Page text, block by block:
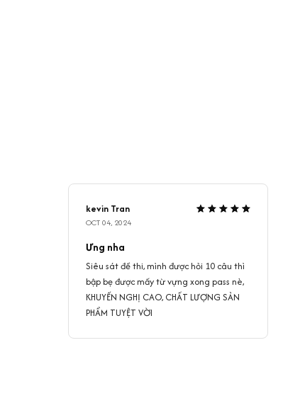
kevin Tran
OCT 04, 2024
Ưng nha
Siêu sát đề thi, mình được hỏi 10 câu thì
bập bẹ được mấy từ vựng xong pass nè,
KHUYẾN NGHỊ CAO, CHẤT LƯỢNG SẢN
PHẨM TUYỆT VỜI